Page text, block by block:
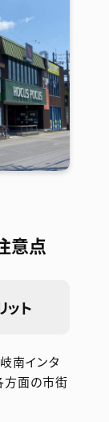
意点
ト
南インタ
方面の市街